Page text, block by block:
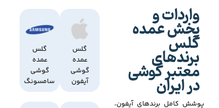
واردات و
پخش عمده
گلس
برندهای
معتبر گوشی
در ایران
پوشش کامل برندهای آیفون،
گلس
عمده
گوشی
آیفون
گلس
عمده
گوشی
سامسونگ